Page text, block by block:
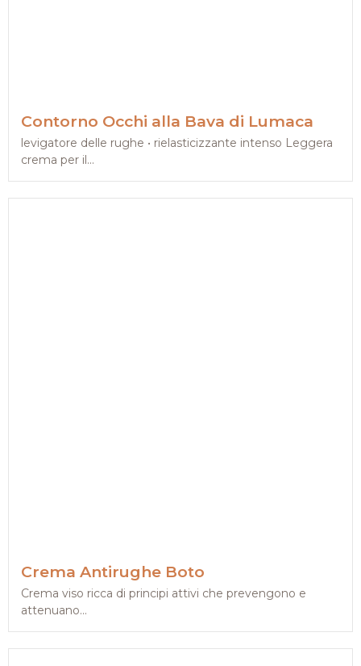
Contorno Occhi alla Bava di Lumaca
levigatore delle rughe • rielasticizzante intenso Leggera
crema per il...
Crema Antirughe Boto
Crema viso ricca di principi attivi che prevengono e
attenuano...